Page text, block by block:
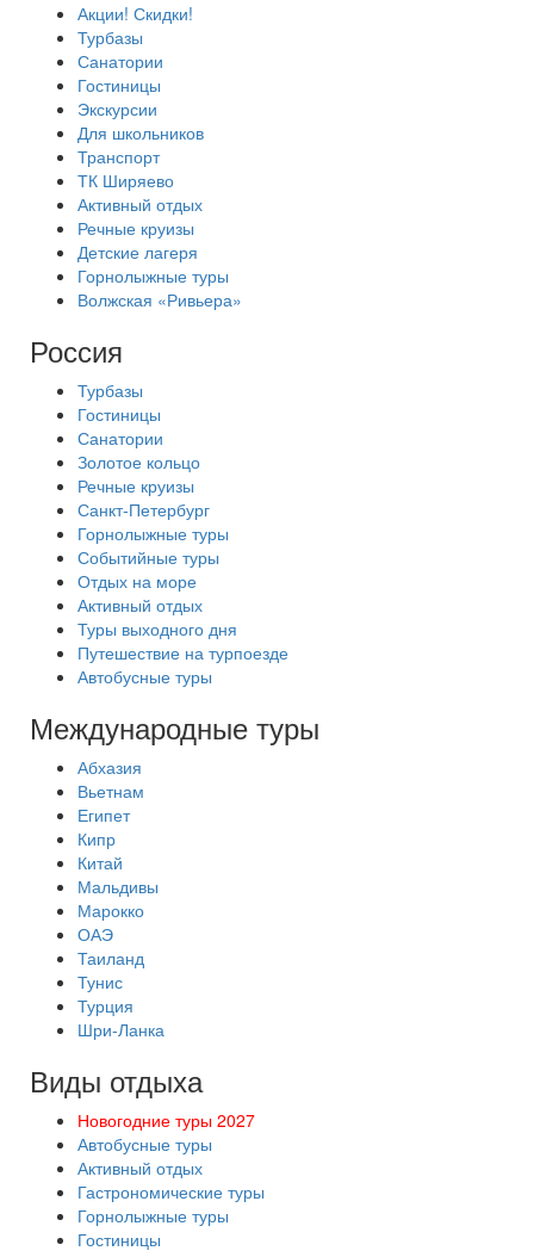
Акции! Скидки!
Турбазы
Санатории
Гостиницы
Экскурсии
Для школьников
Транспорт
ТК Ширяево
Активный отдых
Речные круизы
Детские лагеря
Горнолыжные туры
Волжская «Ривьера»
Россия
Турбазы
Гостиницы
Санатории
Золотое кольцо
Речные круизы
Санкт-Петербург
Горнолыжные туры
Событийные туры
Отдых на море
Активный отдых
Туры выходного дня
Путешествие на турпоезде
Автобусные туры
Международные туры
Абхазия
Вьетнам
Египет
Кипр
Китай
Мальдивы
Марокко
ОАЭ
Таиланд
Тунис
Турция
Шри-Ланка
Виды отдыха
Новогодние туры 2027
Автобусные туры
Активный отдых
Гастрономические туры
Горнолыжные туры
Гостиницы